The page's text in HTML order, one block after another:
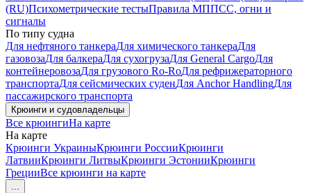
(RU)Психометрические тестыПравила МППСС, огни и
сигналы
По типу судна
Для нефтяного танкераДля химического танкераДля
газовозаДля балкераДля сухогрузаДля General CargoДля
контейнеровозаДля грузового Ro-RoДля рефрижераторного
транспортаДля сейсмических суденДля Anchor HandlingДля
пассажирского транспорта
Крюинги и судовладельцы
Все крюингиНа карте
На карте
Крюинги УкраиныКрюинги РоссииКрюинги
ЛатвииКрюинги ЛитвыКрюинги ЭстонииКрюинги
ГрецииВсе крюинги на карте
...